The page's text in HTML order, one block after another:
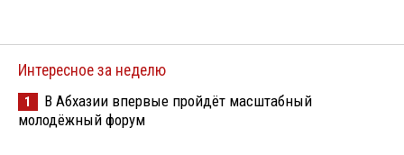
Интересное за неделю
1
В Абхазии впервые пройдёт масштабный
молодёжный форум